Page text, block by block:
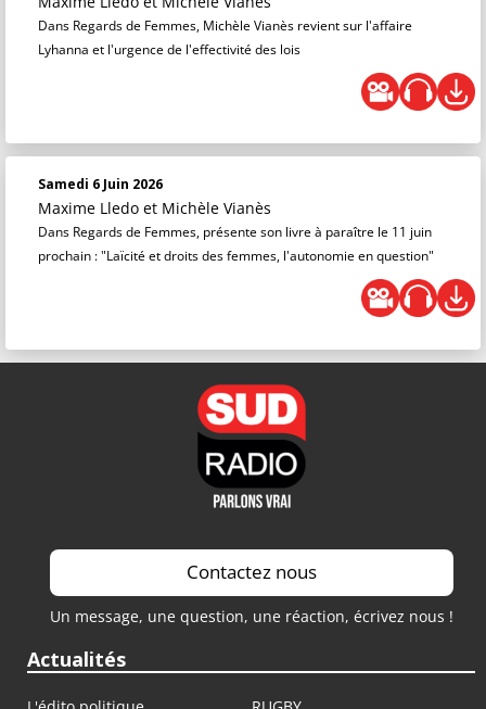
Dans Regards de Femmes, Michèle Vianès revient sur l'affaire
Lyhanna et l'urgence de l'effectivité des lois
Samedi 6 Juin 2026
Maxime Lledo et Michèle Vianès
Dans Regards de Femmes, présente son livre à paraître le 11 juin
prochain : "Laïcité et droits des femmes, l'autonomie en question"
Contactez nous
Un message, une question, une réaction, écrivez nous !
Actualités